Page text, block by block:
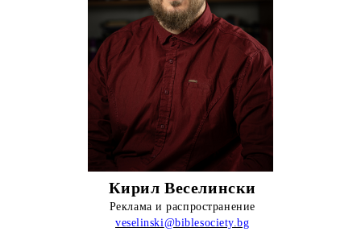
Кирил Веселински
Реклама и распространение
veselinski@biblesociety.bg